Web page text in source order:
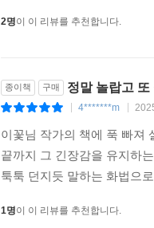
2명이 이 리뷰를 추천합니다.
종이책 구매 정말 놀랍고 또
4*******m
이꽃님 작가의 책에 푹 빠져
끝까지 그 긴장감을 유지하
툭툭 던지듯 말하는 화법으
1명이 이 리뷰를 추천합니다.